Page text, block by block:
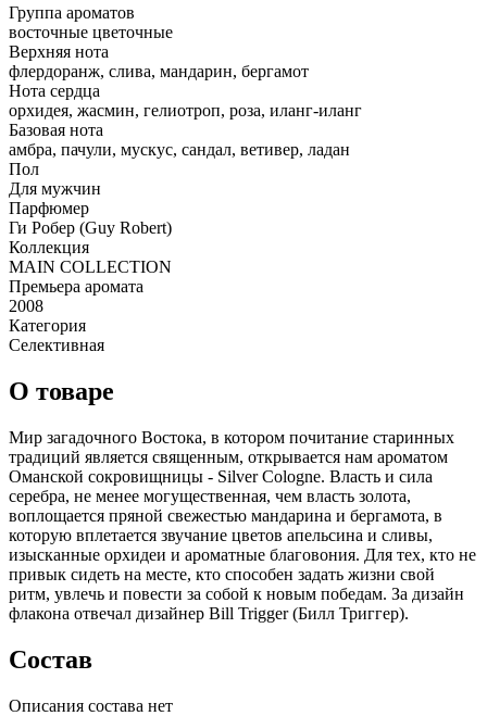
Группа ароматов
восточные цветочные
Верхняя нота
флердоранж, слива, мандарин, бергамот
Нота сердца
орхидея, жасмин, гелиотроп, роза, иланг-иланг
Базовая нота
амбра, пачули, мускус, сандал, ветивер, ладан
Пол
Для мужчин
Парфюмер
Ги Робер (Guy Robert)
Коллекция
MAIN COLLECTION
Премьера аромата
2008
Категория
Селективная
О товаре
Мир загадочного Востока, в котором почитание старинных
традиций является священным, открывается нам ароматом
Оманской сокровищницы - Silver Cologne. Власть и сила
серебра, не менее могущественная, чем власть золота,
воплощается пряной свежестью мандарина и бергамота, в
которую вплетается звучание цветов апельсина и сливы,
изысканные орхидеи и ароматные благовония. Для тех, кто не
привык сидеть на месте, кто способен задать жизни свой
ритм, увлечь и повести за собой к новым победам. За дизайн
флакона отвечал дизайнер Bill Trigger (Билл Триггер).
Состав
Описания состава нет